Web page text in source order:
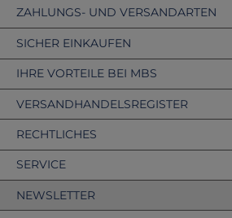
ZAHLUNGS- UND VERSANDARTEN
VERSANDHANDELSREGISTER
SICHER EINKAUFEN
IHRE VORTEILE BEI MBS
RECHTLICHES
SERVICE
NEWSLETTER